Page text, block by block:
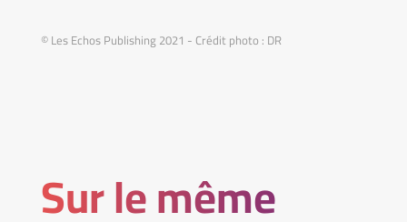
© Les Echos Publishing 2021 - Crédit photo : DR
Sur le même